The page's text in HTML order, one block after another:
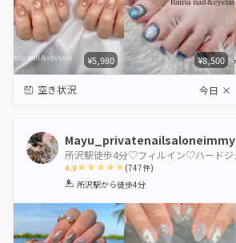
¥5,980 ¥8,500
空き状況 今日 ×
Mayu_privatenailsaloneimmy
4.9
1 2 3 4 5
(747件)
所沢駅から徒歩4分